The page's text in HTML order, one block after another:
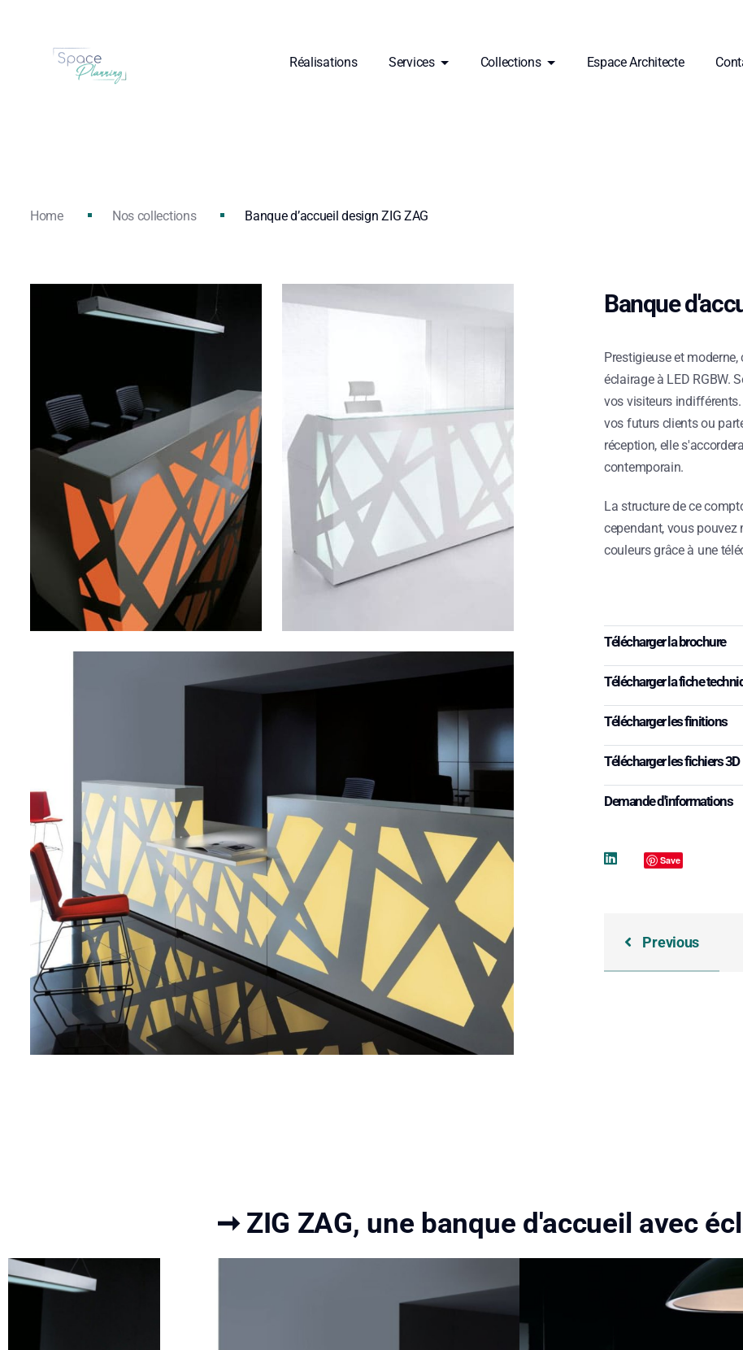
Réalisations Services Collections Espace Architecte
Home Nos collections Banque d’accueil design ZIG ZAG
Banque
Prestigieuse et
éclairage à LED RGBW.
vos visiteurs
vos futurs clients ou
réception, elle
contemporain.
La structure de ce
cependant, vous
couleurs grâce à une
Télécharger la brochure
Télécharger la fiche
Télécharger les finitions
Télécharger les fichiers 3D
Demande d'informations
Save
Previous
➞ ZIG ZAG, une banque d'accueil avec